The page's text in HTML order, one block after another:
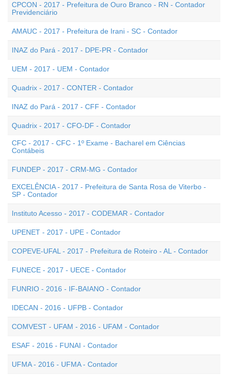
CPCON - 2017 - Prefeitura de Ouro Branco - RN - Contador
Previdenciário
AMAUC - 2017 - Prefeitura de Irani - SC - Contador
INAZ do Pará - 2017 - DPE-PR - Contador
UEM - 2017 - UEM - Contador
Quadrix - 2017 - CONTER - Contador
INAZ do Pará - 2017 - CFF - Contador
Quadrix - 2017 - CFO-DF - Contador
CFC - 2017 - CFC - 1º Exame - Bacharel em Ciências
Contábeis
FUNDEP - 2017 - CRM-MG - Contador
EXCELÊNCIA - 2017 - Prefeitura de Santa Rosa de Viterbo -
SP - Contador
Instituto Acesso - 2017 - CODEMAR - Contador
UPENET - 2017 - UPE - Contador
COPEVE-UFAL - 2017 - Prefeitura de Roteiro - AL - Contador
FUNECE - 2017 - UECE - Contador
FUNRIO - 2016 - IF-BAIANO - Contador
IDECAN - 2016 - UFPB - Contador
COMVEST - UFAM - 2016 - UFAM - Contador
ESAF - 2016 - FUNAI - Contador
UFMA - 2016 - UFMA - Contador